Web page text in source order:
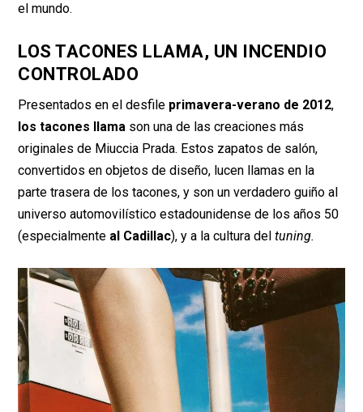
el mundo.
LOS TACONES LLAMA, UN INCENDIO
CONTROLADO
Presentados en el desfile primavera-verano de 2012,
los tacones llama son una de las creaciones más
originales de Miuccia Prada. Estos zapatos de salón,
convertidos en objetos de diseño, lucen llamas en la
parte trasera de los tacones, y son un verdadero guiño al
universo automovilístico estadounidense de los años 50
(especialmente al Cadillac), y a la cultura deltuning.